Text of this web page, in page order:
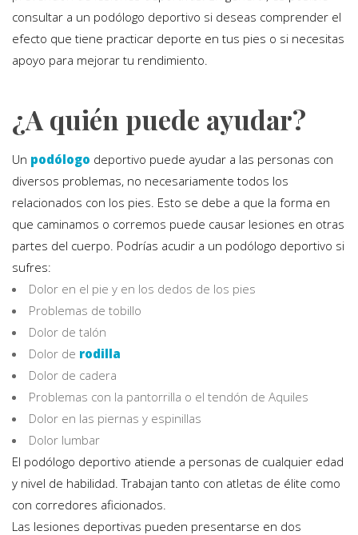
consultar a un podólogo deportivo si deseas comprender el
efecto que tiene practicar deporte en tus pies o si necesitas
apoyo para mejorar tu rendimiento.
¿A quién puede ayudar?
Un podólogo deportivo puede ayudar a las personas con
diversos problemas, no necesariamente todos los
relacionados con los pies. Esto se debe a que la forma en
que caminamos o corremos puede causar lesiones en otras
partes del cuerpo. Podrías acudir a un podólogo deportivo si
sufres:
Dolor en el pie y en los dedos de los pies
Problemas de tobillo
Dolor de talón
Dolor de rodilla
Dolor de cadera
Problemas con la pantorrilla o el tendón de Aquiles
Dolor en las piernas y espinillas
Dolor lumbar
El podólogo deportivo atiende a personas de cualquier edad
y nivel de habilidad. Trabajan tanto con atletas de élite como
con corredores aficionados.
Las lesiones deportivas pueden presentarse en dos